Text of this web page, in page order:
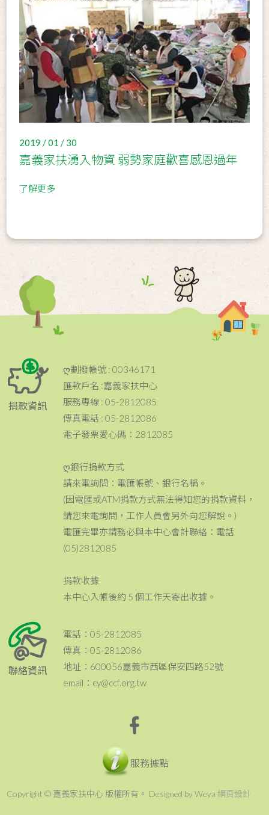
2019 / 01 / 30
嘉義家扶湧入物資 弱勢家庭歡喜感恩過年
了解更多
捐款資訊
ღ劃撥帳號 : 00346171
匯款戶名 :嘉義家扶中心
服務專線 : 05-2812085
傳真電話 : 05-2812086
電子發票愛心碼：2812085
ღ銀行捐款方式
請來電詢問：電匯帳號、銀行名稱。
(因電匯或ATM捐款方式無法得知您的捐款資料，
請您來電詢問，工作人員會另外向您解說。)
電匯完畢亦請務必與本中心會計聯絡：電話
(05)2812085
捐款收據
本中心入帳後約 5 個工作天寄出收據。
聯絡資訊
電話：05-2812085
傳真：05-2812086
地址：600056嘉義市西區保安四路52號
email：cy@ccf.org.tw
服務據點
Copyright © 嘉義家扶中心 版權所有。 Designed by Weya 網頁設計